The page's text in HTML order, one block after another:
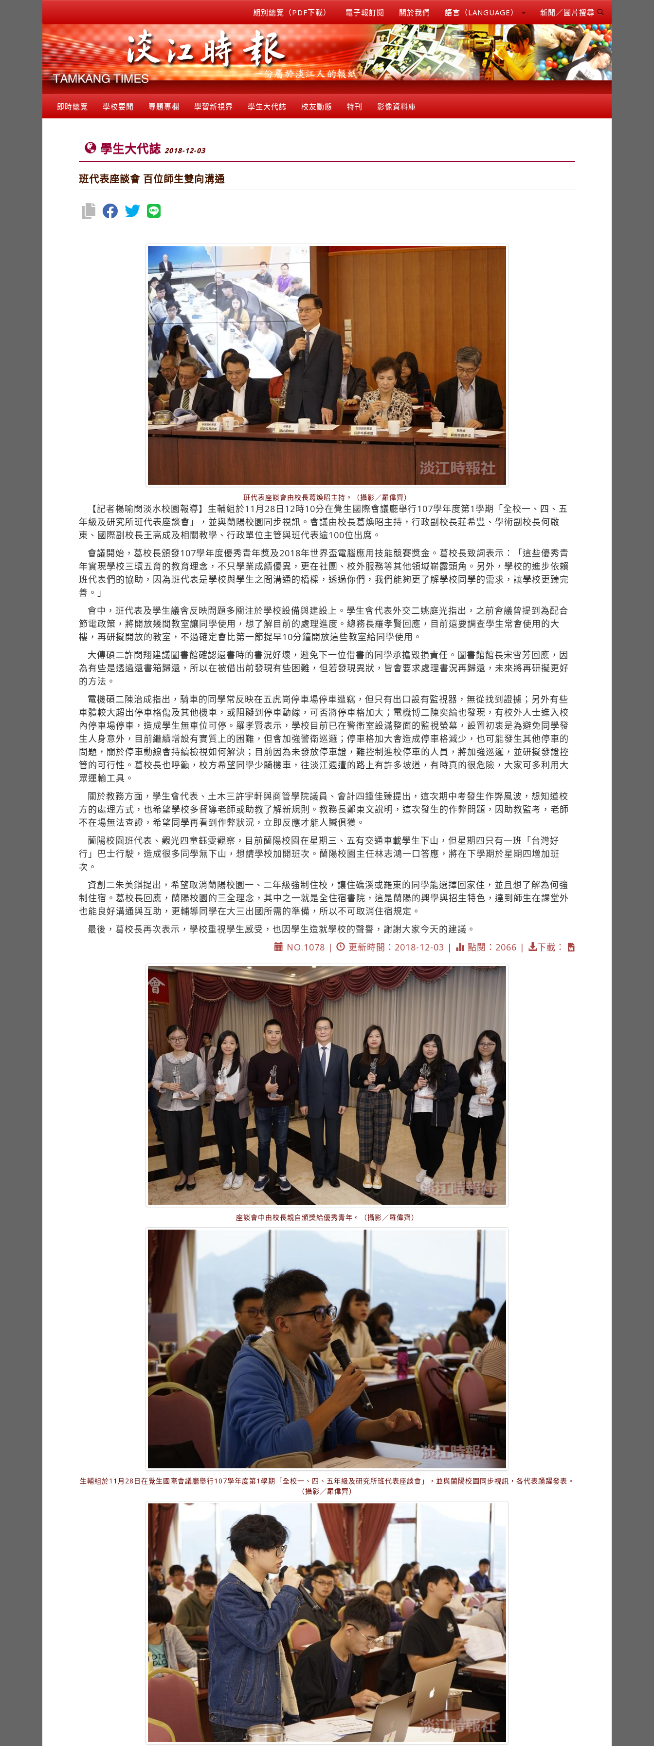
期別總覽（PDF下載） 電子報訂閱 關於我們 語言（LANGUAGE） 新聞／圖片搜尋
即時總覽 學校要聞 專題專欄 學習新視界 學生大代誌 校友動態 特刊 影像資料庫
學生大代誌 2018-12-03
班代表座談會 百位師生雙向溝通
班代表座談會由校長葛煥昭主持。（攝影／羅偉齊）
【記者楊喻閔淡水校園報導】生輔組於11月28日12時10分在覺生國際會議廳舉行107學年度第1學期「全校一、四、五
年級及研究所班代表座談會」，並與蘭陽校園同步視訊。會議由校長葛煥昭主持，行政副校長莊希豐、學術副校長何啟
東、國際副校長王高成及相關教學、行政單位主管與班代表逾100位出席。
會議開始，葛校長頒發107學年度優秀青年獎及2018年世界盃電腦應用技能競賽獎金。葛校長致詞表示：「這些優秀青
年實現學校三環五育的教育理念，不只學業成績優異，更在社團、校外服務等其他領域嶄露頭角。另外，學校的進步依賴
班代表們的協助，因為班代表是學校與學生之間溝通的橋樑，透過你們，我們能夠更了解學校同學的需求，讓學校更臻完
善。」
會中，班代表及學生議會反映問題多關注於學校設備與建設上。學生會代表外交二姚庭光指出，之前會議曾提到為配合
節電政策，將開放幾間教室讓同學使用，想了解目前的處理進度。總務長羅孝賢回應，目前還要調查學生常會使用的大
樓，再研擬開放的教室，不過確定會比第一節提早10分鐘開放這些教室給同學使用。
大傳碩二許閔翔建議圖書館確認還書時的書況好壞，避免下一位借書的同學承擔毀損責任。圖書館館長宋雪芳回應，因
為有些是透過還書箱歸還，所以在被借出前發現有些困難，但若發現異狀，皆會要求處理書況再歸還，未來將再研擬更好
的方法。
電機碩二陳治成指出，騎車的同學常反映在五虎崗停車場停車遭竊，但只有出口設有監視器，無從找到證據；另外有些
車體較大超出停車格傷及其他機車，或阻礙到停車動線，可否將停車格加大；電機博二陳奕綸也發現，有校外人士進入校
內停車場停車，造成學生無車位可停。羅孝賢表示，學校目前已在警衛室設滿整面的監視螢幕，設置初衷是為避免同學發
生人身意外，目前繼續增設有實質上的困難，但會加強警衛巡邏；停車格加大會造成停車格減少，也可能發生其他停車的
問題，關於停車動線會持續檢視如何解決；目前因為未發放停車證，難控制進校停車的人員，將加強巡邏，並研擬發證控
管的可行性。葛校長也呼籲，校方希望同學少騎機車，往淡江週遭的路上有許多坡道，有時真的很危險，大家可多利用大
眾運輸工具。
關於教務方面，學生會代表、土木三許宇軒與商管學院議員、會計四鍾佳臻提出，這次期中考發生作弊風波，想知道校
方的處理方式，也希望學校多督導老師或助教了解新規則。教務長鄭東文說明，這次發生的作弊問題，因助教監考，老師
不在場無法查證，希望同學再看到作弊狀況，立即反應才能人贓俱獲。
蘭陽校園班代表、觀光四童鈺雯觀察，目前蘭陽校園在星期三、五有交通車載學生下山，但星期四只有一班「台灣好
行」巴士行駛，造成很多同學無下山，想請學校加開班次。蘭陽校園主任林志鴻一口答應，將在下學期於星期四增加班
次。
資創二朱美錤提出，希望取消蘭陽校園一、二年級強制住校，讓住礁溪或羅東的同學能選擇回家住，並且想了解為何強
制住宿。葛校長回應，蘭陽校園的三全理念，其中之一就是全住宿書院，這是蘭陽的興學與招生特色，達到師生在課堂外
也能良好溝通與互助，更輔導同學在大三出國所需的準備，所以不可取消住宿規定。
最後，葛校長再次表示，學校重視學生感受，也因學生造就學校的聲譽，謝謝大家今天的建議。
NO.1078 |
更新時間：2018-12-03 | 點閱：2066 | 下載：
座談會中由校長親自頒獎給優秀青年。（攝影／羅偉齊）
生輔組於11月28日在覺生國際會議廳舉行107學年度第1學期「全校一、四、五年級及研究所班代表座談會」，並與蘭陽校園同步視訊，各代表踴躍發表。
（攝影／羅偉齊）